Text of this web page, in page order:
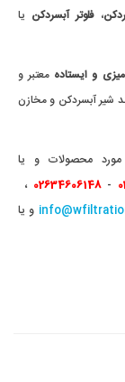
،فلوتر آبسردکن یا
و ایستاده معتبر و
شیر آبسردکن و مخازن
محصولات و یا
-
02634606148 ،
و یا